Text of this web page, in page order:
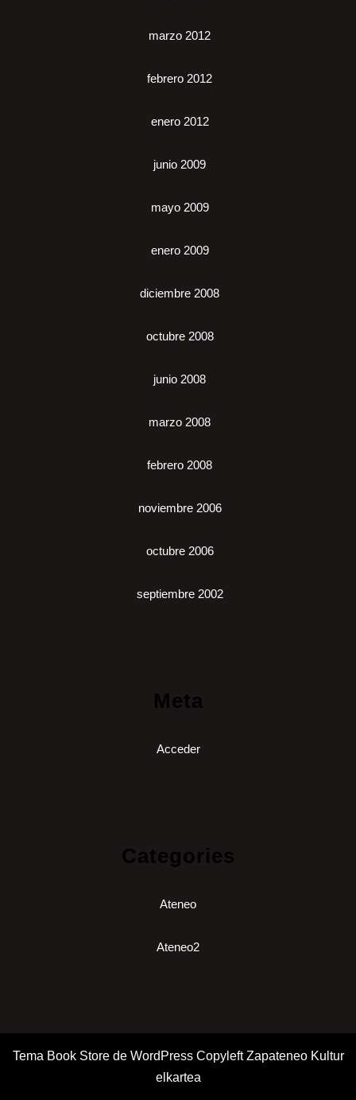
marzo 2012
febrero 2012
enero 2012
junio 2009
mayo 2009
enero 2009
diciembre 2008
octubre 2008
junio 2008
marzo 2008
febrero 2008
noviembre 2006
octubre 2006
septiembre 2002
Meta
Acceder
Categories
Ateneo
Ateneo2
Tema Book Store de WordPressCopyleft Zapateneo Kultur
elkartea